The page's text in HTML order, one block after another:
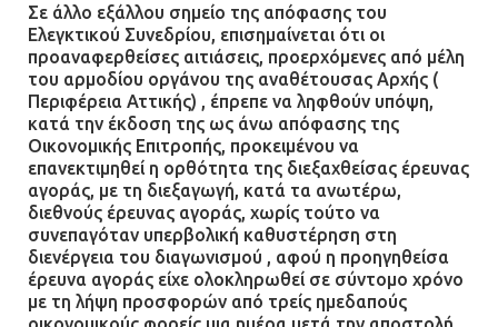
Σε άλλο εξάλλου σημείο της απόφασης του
Ελεγκτικού Συνεδρίου, επισημαίνεται ότι οι
προαναφερθείσες αιτιάσεις, προερχόμενες από μέλη
του αρμοδίου οργάνου της αναθέτουσας Αρχής (
Περιφέρεια Αττικής) , έπρεπε να ληφθούν υπόψη,
κατά την έκδοση της ως άνω απόφασης της
Οικονομικής Επιτροπής, προκειμένου να
επανεκτιμηθεί η ορθότητα της διεξαχθείσας έρευνας
αγοράς, με τη διεξαγωγή, κατά τα ανωτέρω,
διεθνούς έρευνας αγοράς, χωρίς τούτο να
συνεπαγόταν υπερβολική καθυστέρηση στη
διενέργεια του διαγωνισμού , αφού η προηγηθείσα
έρευνα αγοράς είχε ολοκληρωθεί σε σύντομο χρόνο
με τη λήψη προσφορών από τρείς ημεδαπούς